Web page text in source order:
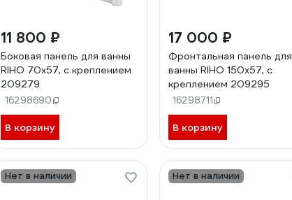
11 800 ₽
Боковая панель для ванны
RIHO 70x57, с креплением
209279
16298690
В корзину
17 000 ₽
Фронтальная панель для
ванны RIHO 150x57, с
креплением 209295
16298711
В корзину
Нет в наличии Нет в наличии